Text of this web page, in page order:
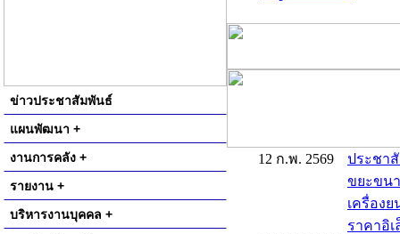
ข่าวประชาสัมพันธ์
แผนพัฒนา +
งานการคลัง +
รายงาน +
บริหารงานบุคคล +
12 ก.พ. 2569
ประชา
ขยะขน
เครื่อง
ราคาอิเ